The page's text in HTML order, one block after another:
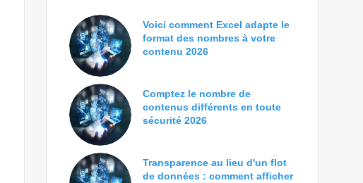
Voici comment Excel adapte le
format des nombres à votre
contenu 2026
Comptez le nombre de
contenus différents en toute
sécurité 2026
Transparence au lieu d'un flot
de données : comment afficher